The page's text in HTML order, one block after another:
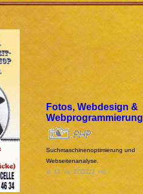
Fotos, Webdesign &
Webprogrammierung
Suchmaschinenoptimierung und
Webseitenanalyse.
id: 13 Vs: 2722223 r=0